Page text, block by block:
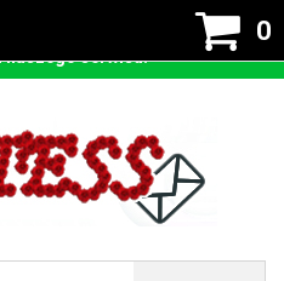
0
- czyli tzw ciastek w celu
przyjmowanie cookies
naszego serwisu.